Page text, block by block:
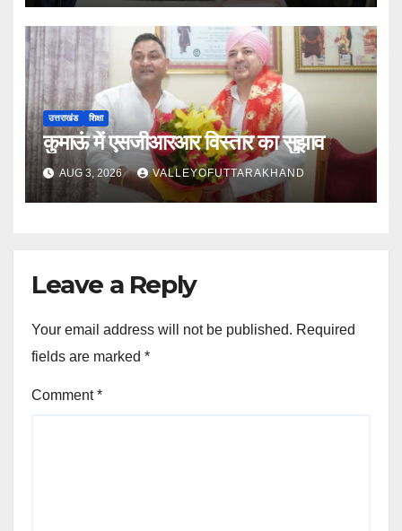
उत्तराखंड शिक्षा
कुमाऊं में एसजीआरआर विस्तार का सुझाव
AUG 3, 2026 VALLEYOFUTTARAKHAND
Leave a Reply
Your email address will not be published. Required
fields are marked *
Comment*